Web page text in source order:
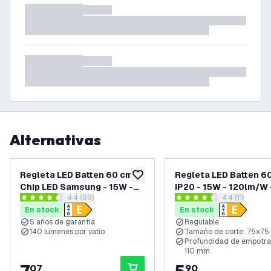
Alternativas
añadir a lista de deseos
Regleta LED Batten 60 cm -
Chip LED Samsung - 15W -
4000K - IP20 - 5 años de
garantía
abrir el panel de reseñas
4.4 estrellas de puntuación
4.4 (99)
En stock
5 años de garantía
140 lúmenes por vatio
07
Regleta LED Batten
IP20 - 15W - 120lm/W
6500K - 2 años de
abrir el panel
4.4 estrellas de puntuación
4.4 (11)
En stock
Regulable
Tamaño de corte: 75x75
Profundidad de
110 mm
90